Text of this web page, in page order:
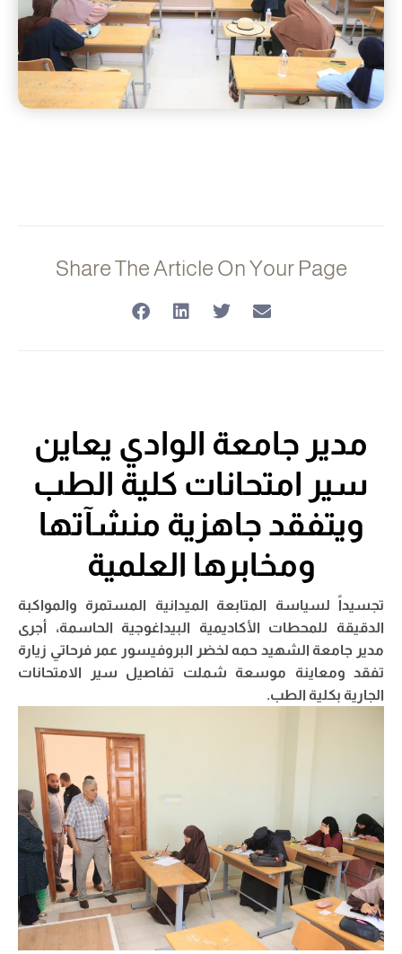
Share The Article On Your Page
مدير جامعة الوادي يعاين
سير امتحانات كلية الطب
ويتفقد جاهزية منشآتها
ومخابرها العلمية
تجسيداً لسياسة المتابعة الميدانية المستمرة والمواكبة
الدقيقة للمحطات الأكاديمية البيداغوجية الحاسمة، أجرى
مدير جامعة الشهيد حمه لخضر البروفيسور عمر فرحاتي زيارة
تفقد ومعاينة موسعة شملت تفاصيل سير الامتحانات
الجارية بكلية الطب.